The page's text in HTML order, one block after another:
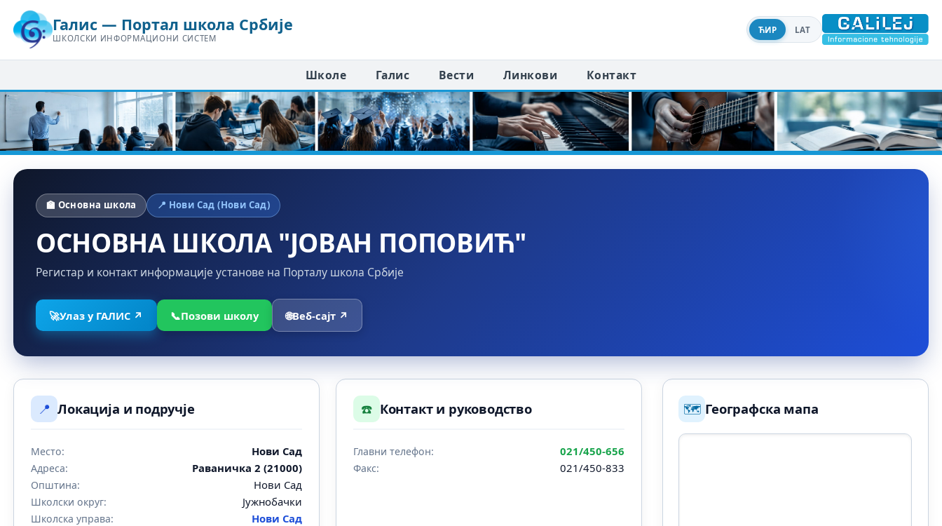
Галис — Портал школа Србије
ШКОЛСКИ ИНФОРМАЦИОНИ СИСТЕМ
ЋИР LAT
Школе Галис Вести Линкови Контакт
🏫 Основна школа 📍 Нови Сад (Нови Сад)
ОСНОВНА ШКОЛА "ЈОВАН ПОПОВИЋ"
Регистар и контакт информације установе на Порталу школа Србије
🚀Улаз у ГАЛИС ↗ 📞Позови школу 🌐Веб-сајт ↗
📍 Локација и подручје
Место: Нови Сад
Адреса: Раваничка 2 (21000)
Општина: Нови Сад
Школски округ: Јужнобачки
Школска управа: Нови Сад
☎️ Контакт и руководство
Главни телефон: 021/450-656
Факс: 021/450-833
🗺️ Географска мапа